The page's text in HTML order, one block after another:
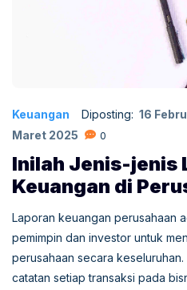
Keuangan Diposting: 16
Maret 2025
0
Inilah Jenis-jenis
Keuangan di
Laporan keuangan perusahaan
pemimpin dan investor untuk
perusahaan secara
catatan setiap transaksi pada